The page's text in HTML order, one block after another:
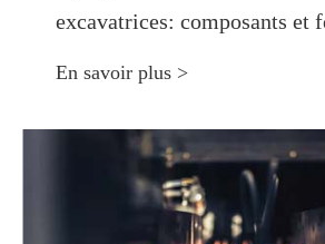
excavatrices: composants et
En savoir plus >